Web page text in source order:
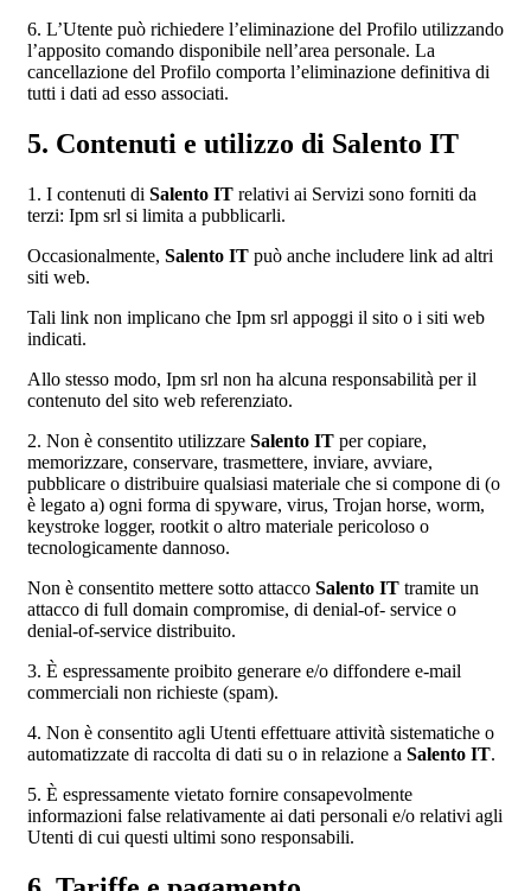
6. L’Utente può richiedere l’eliminazione del Profilo utilizzando
l’apposito comando disponibile nell’area personale. La
cancellazione del Profilo comporta l’eliminazione definitiva di
tutti i dati ad esso associati.
5. Contenuti e utilizzo di Salento IT
1. I contenuti di Salento IT relativi ai Servizi sono forniti da
terzi: Ipm srl si limita a pubblicarli.
Occasionalmente, Salento IT può anche includere link ad altri
siti web.
Tali link non implicano che Ipm srl appoggi il sito o i siti web
indicati.
Allo stesso modo, Ipm srl non ha alcuna responsabilità per il
contenuto del sito web referenziato.
2. Non è consentito utilizzare Salento IT per copiare,
memorizzare, conservare, trasmettere, inviare, avviare,
pubblicare o distribuire qualsiasi materiale che si compone di (o
è legato a) ogni forma di spyware, virus, Trojan horse, worm,
keystroke logger, rootkit o altro materiale pericoloso o
tecnologicamente dannoso.
Non è consentito mettere sotto attacco Salento IT tramite un
attacco di full domain compromise, di denial-of- service o
denial-of-service distribuito.
3. È espressamente proibito generare e/o diffondere e-mail
commerciali non richieste (spam).
4. Non è consentito agli Utenti effettuare attività sistematiche o
automatizzate di raccolta di dati su o in relazione a Salento IT.
5. È espressamente vietato fornire consapevolmente
informazioni false relativamente ai dati personali e/o relativi agli
Utenti di cui questi ultimi sono responsabili.